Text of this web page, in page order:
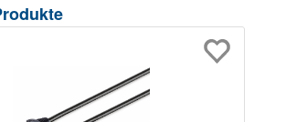
überspringen